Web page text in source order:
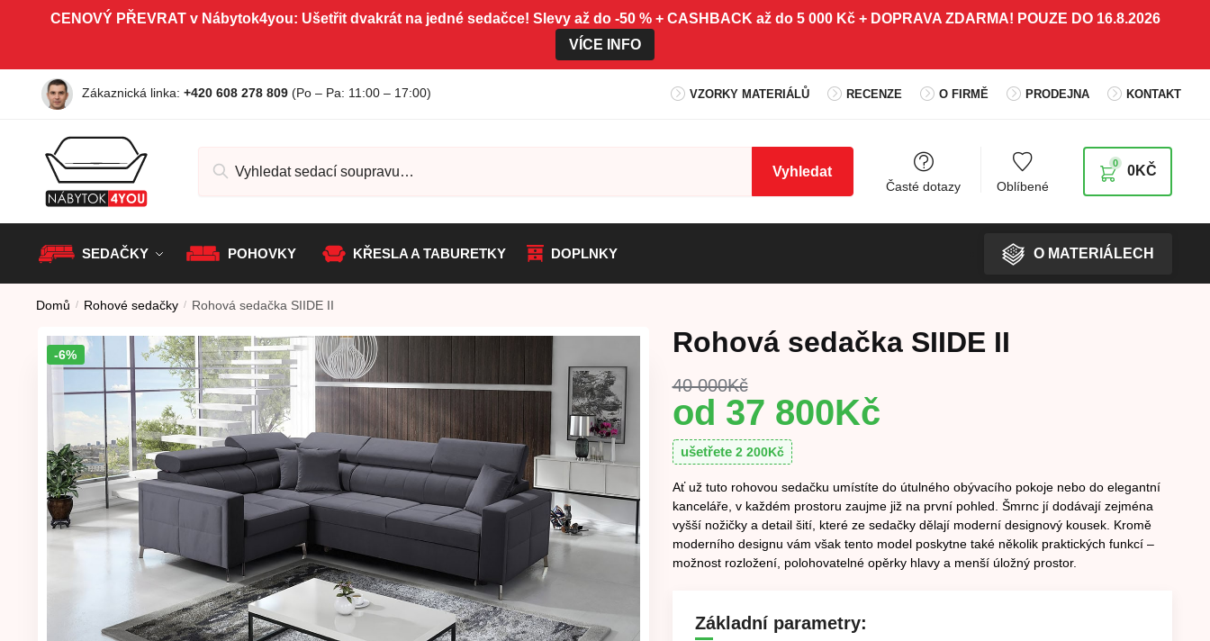
Skip to navigation
Skip to contentCENOVÝ PŘEVRAT v Nábytok4you: Ušetřit dvakrát na jedné sedačce! Slevy až do -50 % + CASHBACK až do 5 000 Kč + DOPRAVA ZDARMA! POUZE DO 16.8.2026
VÍCE INFO
Zákaznická linka: +420 608 278 809 (Po – Pa: 11:00 – 17:00) VZORKY MATERIÁLŮ RECENZE O FIRMĚ PRODEJNA KONTAKT
Vyhledat
Časté dotazy Oblíbené
0KČ
0
SEDAČKY POHOVKY KŘESLA A TABURETKY DOPLNKY O MATERIÁLECH
Domů / Rohové sedačky / Rohová sedačka SIIDE II
-6% Rohová sedačka SIIDE II
40 000Kč
37 800Kč
ušetřete 2 200Kč
Ať už tuto rohovou sedačku umístíte do útulného obývacího pokoje nebo do elegantní
kanceláře, v každém prostoru zaujme již na první pohled. Šmrnc jí dodávají zejména
vyšší nožičky a detail šití, které ze sedačky dělají moderní designový kousek. Kromě
moderního designu vám však tento model poskytne také několik praktických funkcí –
možnost rozložení, polohovatelné opěrky hlavy a menší úložný prostor.
Základní parametry: